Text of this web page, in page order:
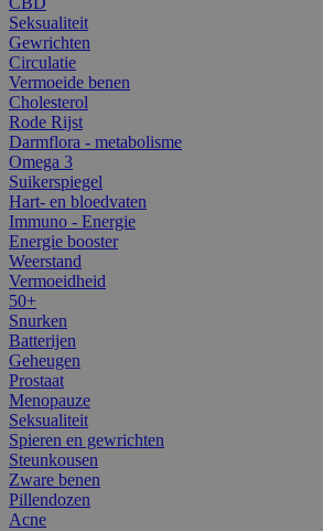
Seksualiteit
Gewrichten
Circulatie
Vermoeide benen
Cholesterol
Rode Rijst
Darmflora - metabolisme
Omega 3
Suikerspiegel
Hart- en bloedvaten
Immuno - Energie
Energie booster
Weerstand
Vermoeidheid
50+
Snurken
Batterijen
Geheugen
Prostaat
Menopauze
Seksualiteit
Spieren en gewrichten
Steunkousen
Zware benen
Pillendozen
Acne